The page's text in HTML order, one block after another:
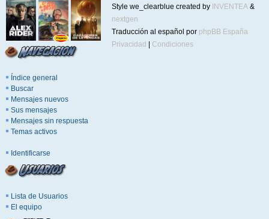
Índice general
Buscar
Mensajes nuevos
Sus mensajes
Mensajes sin respuesta
Temas activos
Identificarse
Lista de Usuarios
El equipo
Style we_clearblue created by INVENTEA &
nextgen
Traducción al español por phpBB España
Privacidad
Condiciones